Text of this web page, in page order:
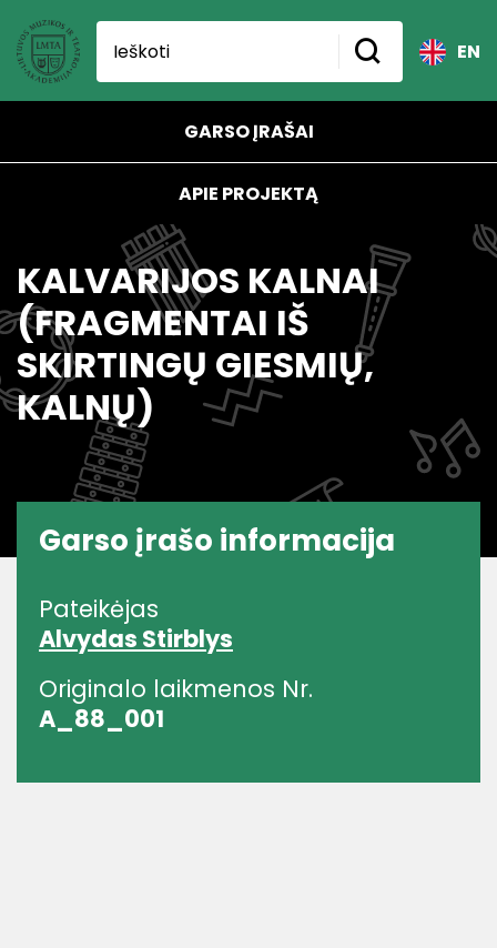
EN
GARSO ĮRAŠAI
APIE PROJEKTĄ
KALVARIJOS KALNAI
(FRAGMENTAI IŠ
SKIRTINGŲ GIESMIŲ,
KALNŲ)
Garso įrašo informacija
Pateikėjas
Alvydas Stirblys
Originalo laikmenos Nr.
A_88_001